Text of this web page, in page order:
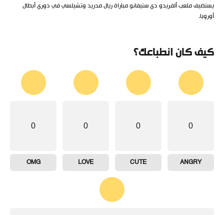
يستضيف ملعب ألفريدو دي ستيفانو مباراة ريال مدريد وتشيلسي في دوري أبطال
أوروبا.
كيف كان انطباعك؟
0
ANGRY
0
CUTE
0
LOVE
0
OMG